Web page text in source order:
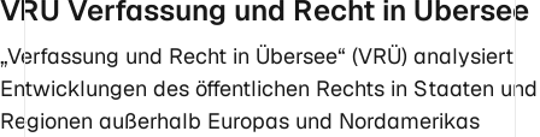
VRÜ Verfassung und Recht in Übersee
„Verfassung und Recht in Übersee“ (VRÜ) analysiert
Entwicklungen des öffentlichen Rechts in Staaten und
Regionen außerhalb Europas und Nordamerikas